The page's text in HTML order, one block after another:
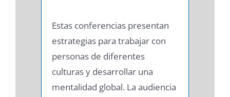
Estas conferencias presentan
estrategias para trabajar con
personas de diferentes
culturas y desarrollar una
mentalidad global. La audiencia